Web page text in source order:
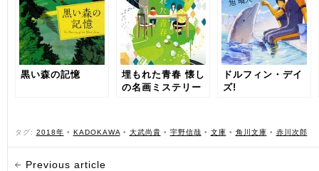
黒い森の記憶
埋もれた青春 懐し
の名画ミステリー
ドルフィン・デイ
ズ!
タグ: 2018年 • KADOKAWA • 大武尚貴 • 宇野信哉 • 文庫 • 角川文庫 • 赤川次郎
Previous article